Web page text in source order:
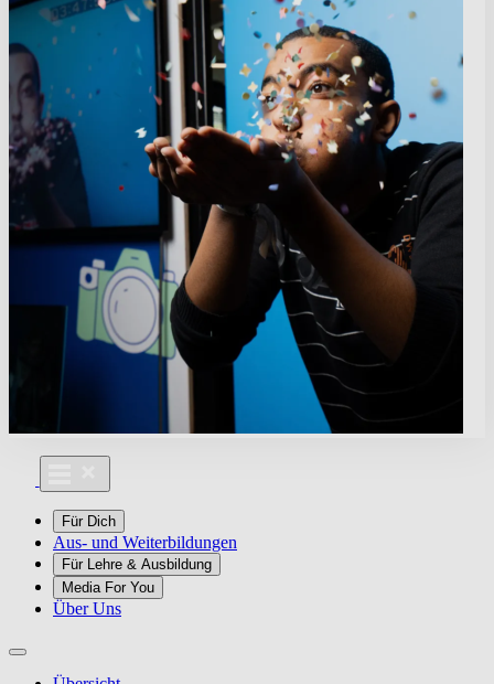
Für Dich
Aus- und Weiterbildungen
Für Lehre & Ausbildung
Media For You
Über Uns